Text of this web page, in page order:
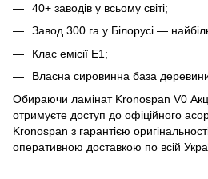
40+ заводів у всьому світі;
Завод 300 га у Білорусі —
Клас емісії E1;
Власна сировинна база
Обираючи ламінат Kronospan V0
отримуєте доступ до офіційного
Kronospan з гарантією
оперативною доставкою по всій